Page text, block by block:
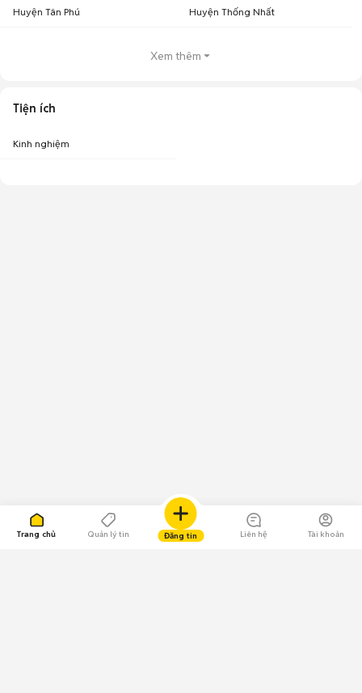
Trang chủ Quản lý tin Đăng tin Liên hệ Tài khoản
Huyện Tân Phú Huyện Thống Nhất
Xem thêm
Tiện ích
Kinh nghiệm